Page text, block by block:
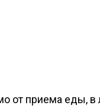
от приема еды,